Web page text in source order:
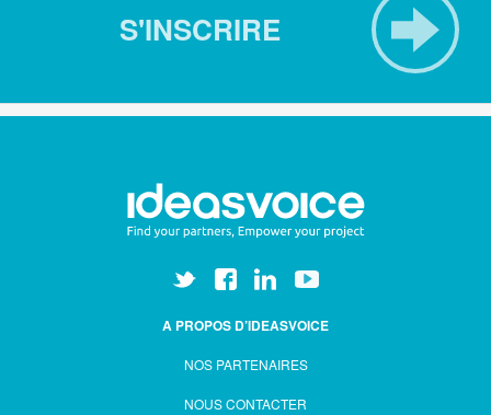
S'INSCRIRE
A PROPOS D’IDEASVOICE
NOS PARTENAIRES
NOUS CONTACTER